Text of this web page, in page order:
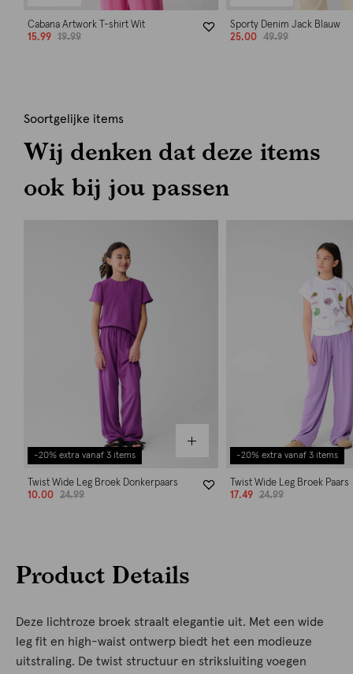
Cabana Artwork T-shirt Wit
15.99
19.99
Sporty Denim Jack Blauw
25.00
49.99
Soortgelijke items
Wij denken dat deze items
ook bij jou passen
-20% extra vanaf 3 items
Twist Wide Leg Broek Donkerpaars
10.00
24.99
-20% extra vanaf 3 items
Twist Wide Leg Broek Paars
17.49
24.99
Product Details
Deze lichtroze broek straalt elegantie uit. Met een wide
leg fit en high-waist ontwerp biedt het een modieuze
uitstraling. De twist structuur en striksluiting voegen